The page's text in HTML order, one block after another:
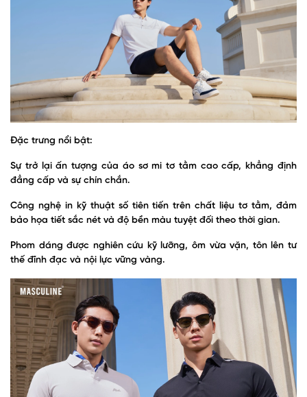
Đặc trưng nổi bật:
Sự trở lại ấn tượng của áo sơ mi tơ tằm cao cấp, khẳng định
đẳng cấp và sự chín chắn.
Công nghệ in kỹ thuật số tiên tiến trên chất liệu tơ tằm, đảm
bảo họa tiết sắc nét và độ bền màu tuyệt đối theo thời gian.
Phom dáng được nghiên cứu kỹ lưỡng, ôm vừa vặn, tôn lên tư
thế đĩnh đạc và nội lực vững vàng.